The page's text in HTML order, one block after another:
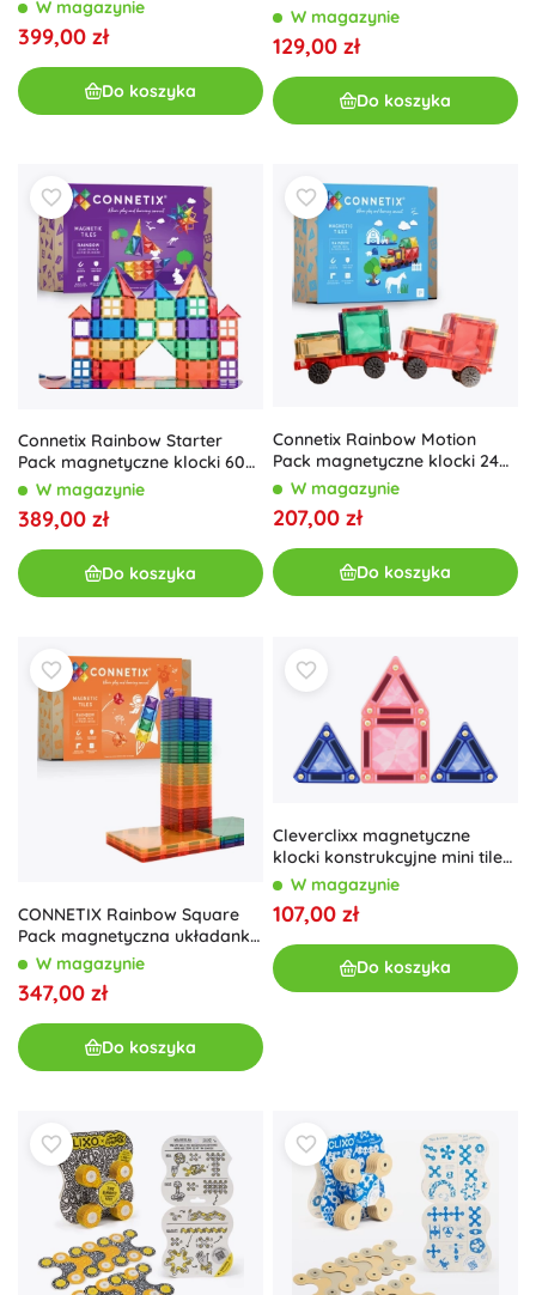
W magazynie
399,00 zł
Do koszyka
konstrukcyjna 24 szt.,
świecąca w ciemności
W magazynie
129,00 zł
Do koszyka
Connetix Rainbow Starter
Pack magnetyczne klocki 60
szt.W magazynie
389,00 zł
Do koszyka
Connetix Rainbow Motion
Pack magnetyczne klocki 24
elementy
W magazynie
207,00 zł
Do koszyka
CONNETIX Rainbow Square
Pack magnetyczna układanka
42 elementy
W magazynie
347,00 zł
Do koszyka
Cleverclixx magnetyczne
klocki konstrukcyjne mini tiles
pastel, 28 szt.
W magazynie
107,00 zł
Do koszyka